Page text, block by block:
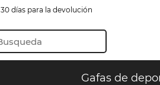
30 días para la devolución
Gafas de